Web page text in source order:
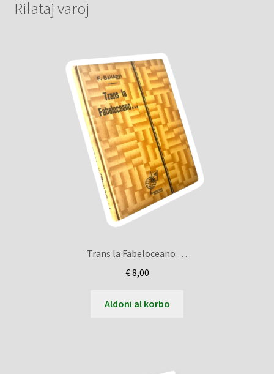
Rilataj varoj
Trans la Fabeloceano …
€8,00
Aldoni al korbo